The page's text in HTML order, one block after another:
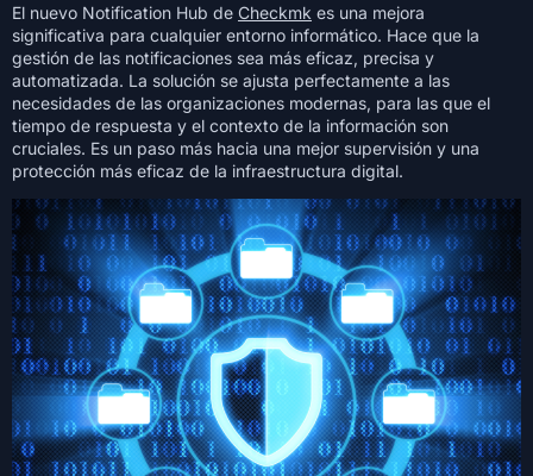
El nuevo Notification Hub de Checkmk es una mejora
significativa para cualquier entorno informático. Hace que la
gestión de las notificaciones sea más eficaz, precisa y
automatizada. La solución se ajusta perfectamente a las
necesidades de las organizaciones modernas, para las que el
tiempo de respuesta y el contexto de la información son
cruciales. Es un paso más hacia una mejor supervisión y una
protección más eficaz de la infraestructura digital.